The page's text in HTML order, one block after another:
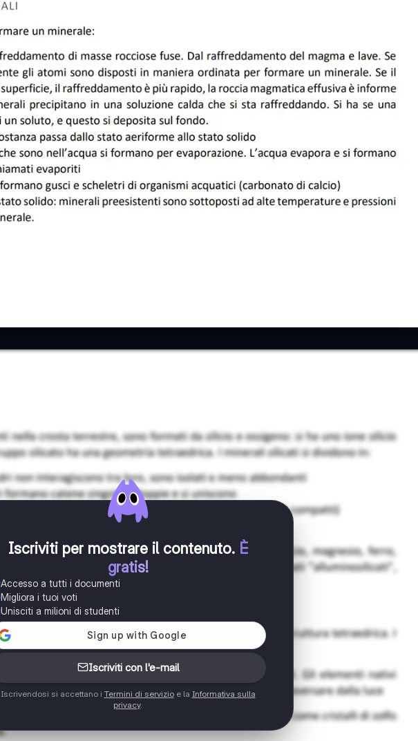
Iscriviti per mostrare il contenuto. È
gratis!
Accesso a tutti i documenti
Migliora i tuoi voti
Unisciti a milioni di studenti
Iscriviti con l'e-mail
Iscrivendosi si accettano i Termini di servizioe la Informativa sulla
privacy.